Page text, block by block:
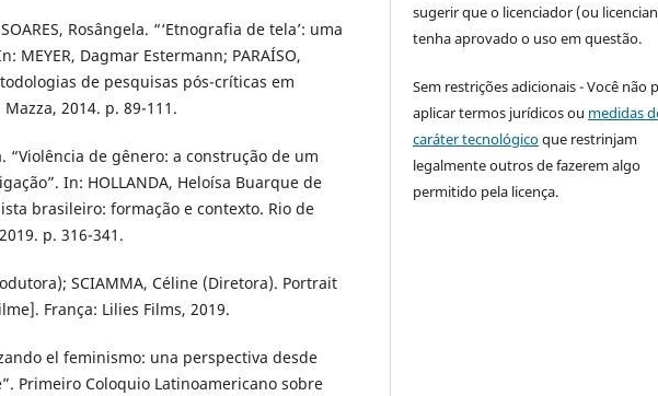
Rosângela. “‘Etnografia de tela’: uma
MEYER, Dagmar Estermann; PARAÍSO,
de pesquisas pós-críticas em
2014. p. 89-111.
“Violência de gênero: a construção de um
In: HOLLANDA, Heloísa Buarque de
brasileiro: formação e contexto. Rio de
p. 316-341.
SCIAMMA, Céline (Diretora). Portrait
França: Lilies Films, 2019.
el feminismo: una perspectiva desde
Primeiro Coloquio Latinoamericano sobre
sugerir que o licenciador (ou
tenha aprovado o uso em questão.
Sem restrições adicionais - Você não
aplicar termos jurídicos ou medidas
caráter tecnológicoque restrinjam
legalmente outros de fazerem algo
permitido pela licença.